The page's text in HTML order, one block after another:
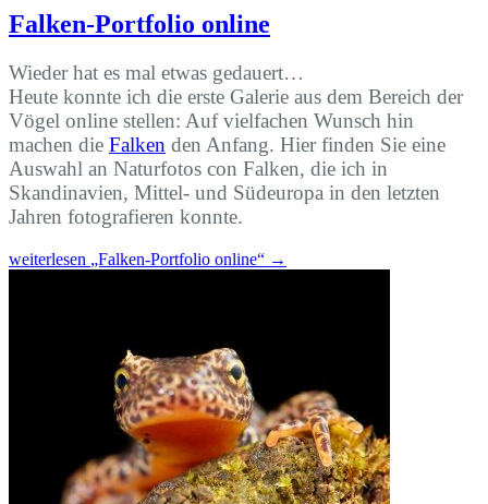
Falken-Portfolio online
Wieder hat es mal etwas gedauert…
Heute konnte ich die erste Galerie aus dem Bereich der
Vögel online stellen: Auf vielfachen Wunsch hin
machen die Falken den Anfang. Hier finden Sie eine
Auswahl an Naturfotos con Falken, die ich in
Skandinavien, Mittel- und Südeuropa in den letzten
Jahren fotografieren konnte.
weiterlesen „Falken-Portfolio online“ →